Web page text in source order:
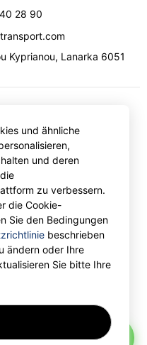
28 90
Kyprianou, Lanarka 6051
GetTransport®
Limited.
und ähnliche
und deren
zu verbessern.
die Cookie-
Sie den Bedingungen
beschrieben
ändern oder Ihre
Sie bitte Ihre
AI